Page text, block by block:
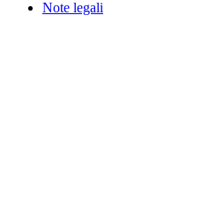
Note legali